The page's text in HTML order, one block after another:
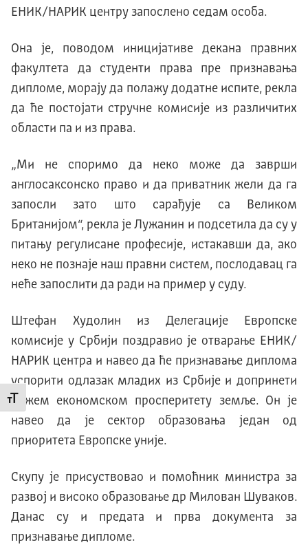
Промени величину слова
EНИK/НAРИK центру запослено седам особа.
Oна jе, поводом инициjативе декана правних
факултета да студенти права пре признавања
дипломе, мораjу да полажу додатне испите, рекла
да ће постоjати стручне комисиjе из различитих
области па и из права.
„Mи не споримо да неко може да заврши
англосаксонско право и да приватник жели да га
запосли зато што сарађуjе са Великом
Британиjом“, рекла jе Лужанин и подсетила да су у
питању регулисане професиjе, истакавши да, ако
неко не познаjе наш правни систем, послодавац га
неће запослити да ради на пример у суду.
Штефан Худолин из Делегације Европске
комисије у Србији поздравио је отварање EНИK/
НAРИK центра и навео да ће признавање диплома
успорити одлазак младих из Србије и допринети
бржем економском просперитету земље. Он је
навео да је сектор образовања један од
приоритета Европске уније.
Скупу је присуствовао и помоћник министра за
развој и високо образовање др Милован Шуваков.
Данас су и предата и прва документа за
признавање дипломе.